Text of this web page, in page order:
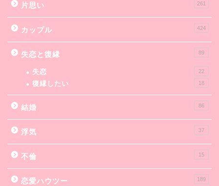
片思い 261
カップル 424
失恋と復縁 89
失恋 22
復縁したい 18
結婚 86
浮気 37
不倫 15
恋愛ハウツー 189